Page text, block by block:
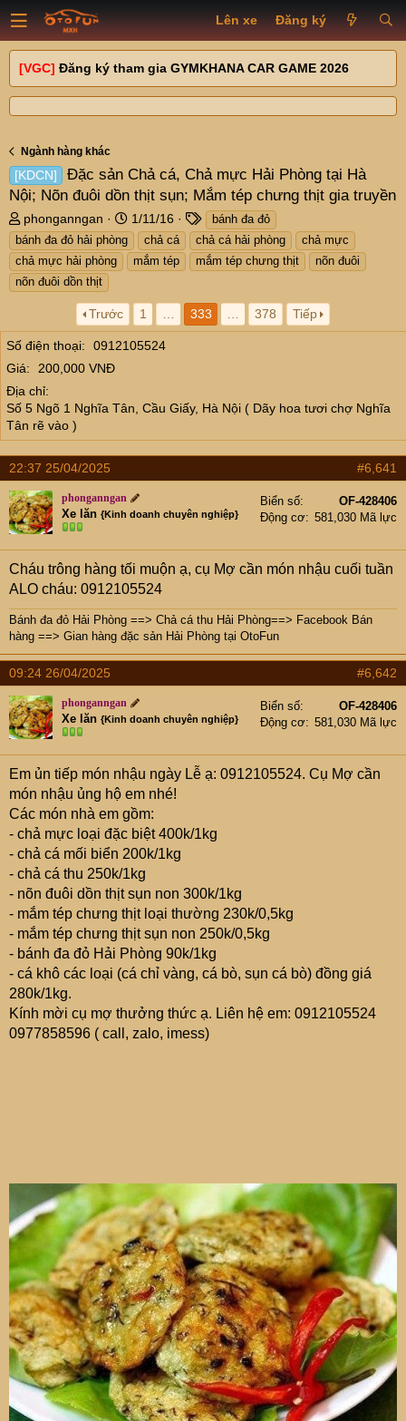
Lên xe Đăng ký
[VGC] Đăng ký tham gia GYMKHANA CAR GAME 2026
Ngành hàng khác
[KDCN]
Đặc sản Chả cá, Chả mực Hải Phòng tại Hà
Nội; Nõn đuôi dồn thịt sụn; Mắm tép chưng thịt gia truyền
T
h
r
e
a
r
t
e
r
phonganngan
N
g
à
y
ử
1/11/16
T
a
g
s
bánh đa đỏ
bánh đa đỏ hải phòng
chả cá chả cá hải phòng
chả mực
chả mực hải phòng
mắm tép mắm tép chưng thịt
nõn đuôi
nõn đuôi dồn thịt
Trước 1 333 378 Tiếp
Số điện thoại
0912105524
Giá
200,000 VNĐ
Địa chỉ
Số 5 Ngõ 1 Nghĩa Tân, Cầu Giấy, Hà Nội ( Dãy hoa tươi chợ Nghĩa
Tân rẽ vào )
22:37 25/04/2025 #6,641
phonganngan
Xe lăn {Kinh doanh chuyên nghiệp}
Biển số
OF-428406
Động cơ
581,030 Mã lực
Cháu trông hàng tối muộn ạ, cụ Mợ cần món nhậu cuối tuần
ALO cháu: 0912105524
Bánh đa đỏ Hải Phòng ==> Chả cá thu Hải Phòng==> Facebook Bán
hàng ==> Gian hàng đặc sản Hải Phòng tại OtoFun
09:24 26/04/2025 #6,642
phonganngan
Xe lăn {Kinh doanh chuyên nghiệp}
Biển số
OF-428406
Động cơ
581,030 Mã lực
Em ủn tiếp món nhậu ngày Lễ ạ: 0912105524. Cụ Mợ cần
món nhậu ủng hộ em nhé!
Các món nhà em gồm:
- chả mực loại đặc biệt 400k/1kg‭
- chả cá mối biển 200k/1kg
- chả cá thu 250k/1kg
- nõn đuôi dồn thịt sụn non 300k/1kg
- mắm tép chưng thịt loại thường 230k/0,5kg
- mắm tép chưng thịt sụn non 250k/0,5kg
- bánh đa đỏ Hải Phòng 90k/1kg
- cá khô các loại (cá chỉ vàng, cá bò, sụn cá bò) đồng giá
280k/1kg.
Kính mời cụ mợ thưởng thức ạ. Liên hệ em: 0912105524
0977858596 ( call, zalo, imess)